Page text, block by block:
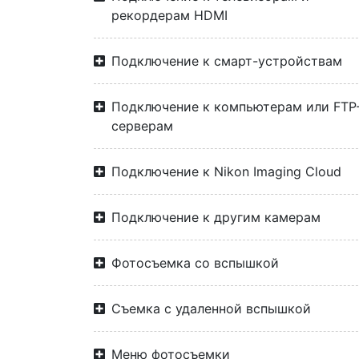
рекордерам HDMI
Подключение к смарт-устройствам
Подключение к компьютерам или
серверам
Подключение к Nikon Imaging Cloud
Подключение к другим камерам
Фотосъемка со вспышкой
Съемка с удаленной вспышкой
Меню фотосъемки